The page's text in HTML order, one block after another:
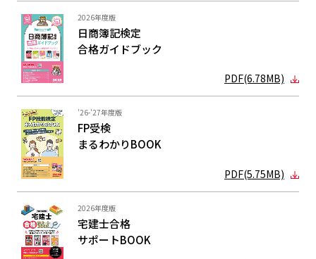
2026年度版
日商簿記検定
合格ガイドブック
PDF(6.78MB)
'26-'27年度版
FP受検
まるわかりBOOK
PDF(5.75MB)
2026年度版
宅建士合格
サポートBOOK